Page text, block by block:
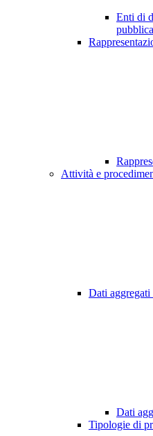
Enti di
Attività e
Dati
Dati
Tipologie di